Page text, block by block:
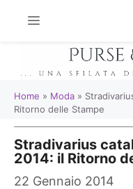
Home » Moda »
Ritorno delle Stampe
Stradivarius
2014: il Ritorno
22 Gennaio 2014